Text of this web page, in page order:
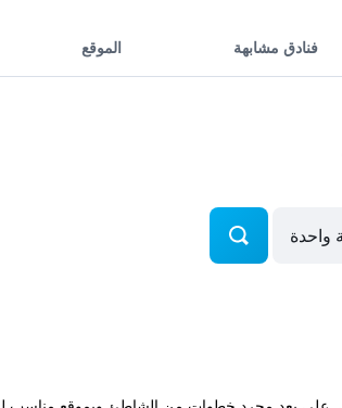
فنادق مشابهة الموقع